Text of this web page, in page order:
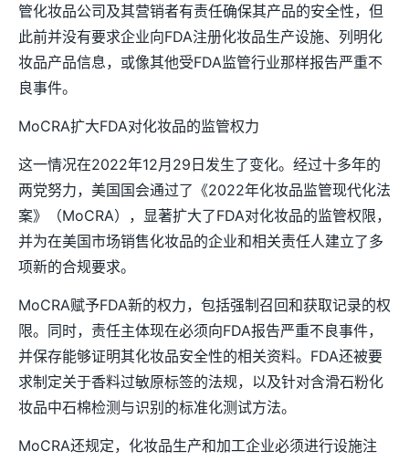
管化妆品公司及其营销者有责任确保其产品的安全性，但
此前并没有要求企业向FDA注册化妆品生产设施、列明化
妆品产品信息，或像其他受FDA监管行业那样报告严重不
良事件。
MoCRA扩大FDA对化妆品的监管权力
这一情况在2022年12月29日发生了变化。经过十多年的
两党努力，美国国会通过了《2022年化妆品监管现代化法
案》（MoCRA），显著扩大了FDA对化妆品的监管权限，
并为在美国市场销售化妆品的企业和相关责任人建立了多
项新的合规要求。
MoCRA赋予FDA新的权力，包括强制召回和获取记录的权
限。同时，责任主体现在必须向FDA报告严重不良事件，
并保存能够证明其化妆品安全性的相关资料。FDA还被要
求制定关于香料过敏原标签的法规，以及针对含滑石粉化
妆品中石棉检测与识别的标准化测试方法。
MoCRA还规定，化妆品生产和加工企业必须进行设施注